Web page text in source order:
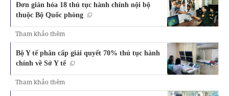
Đơn giản hóa 18 thủ tục hành chính nội bộ
thuộc Bộ Quốc phòng
Tham khảo thêm
Bộ Y tế phân cấp giải quyết 70% thủ tục hành
chính về Sở Y tế
Tham khảo thêm